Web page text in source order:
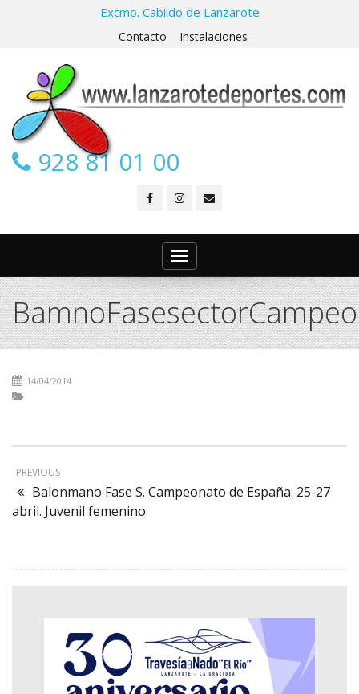
Excmo. Cabildo de Lanzarote
Contacto Instalaciones
928 81 01 00
Toggle
navigation
14/04/2014
PREVIOUS
Balonmano Fase S. Campeonato de España: 25-27
abril. Juvenil femenino